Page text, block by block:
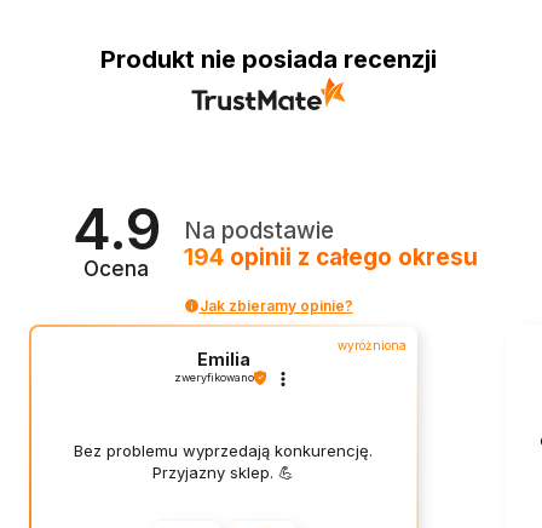
Produkt nie posiada recenzji
4.9
Ocena
Na podstawie
194opinii z całego okresu
Jak zbieramy opinie?
wyróżniona
Emilia
zweryfikowano
Bez problemu wyprzedają konkurencję.
Przyjazny sklep. 💪